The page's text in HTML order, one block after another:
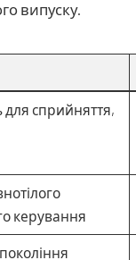
випуску.
сприйняття,
керування